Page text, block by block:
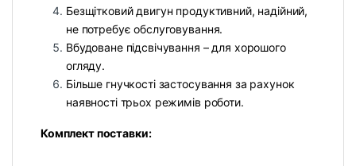
Безщітковий двигун продуктивний, надійний,
не потребує обслуговування.
Вбудоване підсвічування – для хорошого
огляду.
Більше гнучкості застосування за рахунок
наявності трьох режимів роботи.
Комплект поставки: